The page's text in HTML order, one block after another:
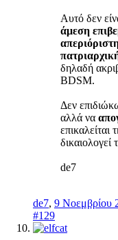
Αυτό δεν
άμεση
δηλαδή
BDSM.
Δεν
αλλά να
δικαιολογεί
de7
de7, 9 Νοεμβρίου
#129